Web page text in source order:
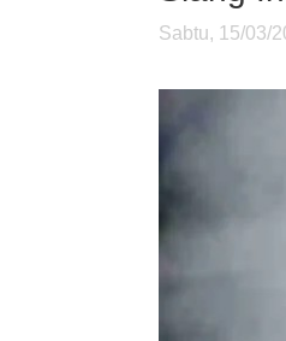
Sabtu, 15/03/